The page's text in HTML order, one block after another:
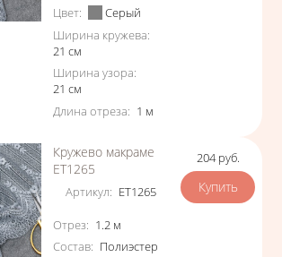
Цвет:
Серый
Ширина кружева:
21 см
Ширина узора:
21 см
Длина отреза: 1 м
Кружево макраме
ЕТ1265
Артикул: ЕТ1265
Характеристики
Отрез: 1.2 м
Состав: Полиэстер
Цена
204 руб.